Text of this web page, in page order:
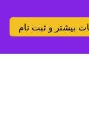
بیشتر و ثبت نام